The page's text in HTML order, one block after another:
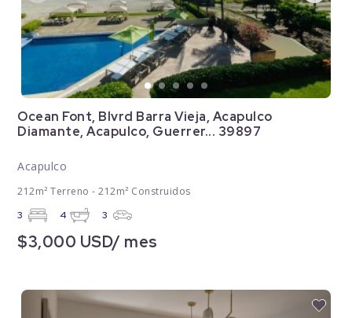
Ocean Font, Blvrd Barra Vieja, Acapulco
Diamante, Acapulco, Guerrer... 39897
Acapulco
212m² Terreno - 212m² Construidos
3 4 3
$3,000 USD/ mes